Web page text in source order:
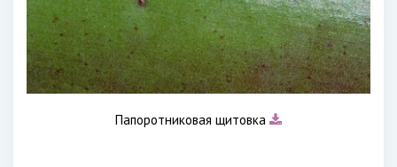
Папоротниковая щитовка